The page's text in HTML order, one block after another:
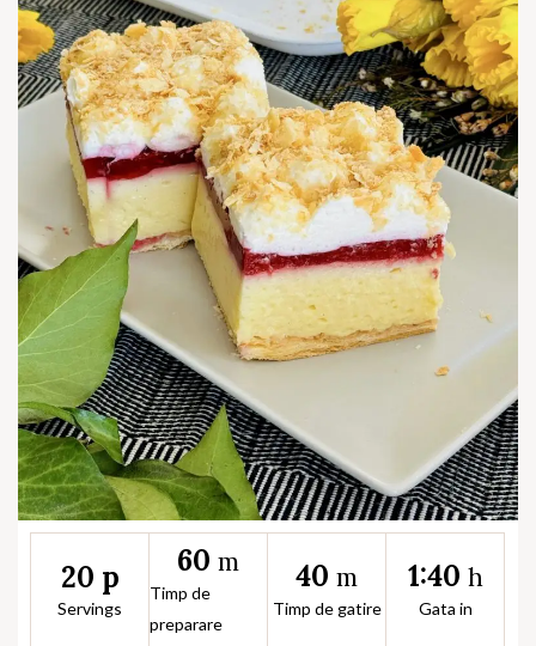
20 p
Servings
60 m
Timp de
preparare
40 m
Timp de gatire
1:40 h
Gata in